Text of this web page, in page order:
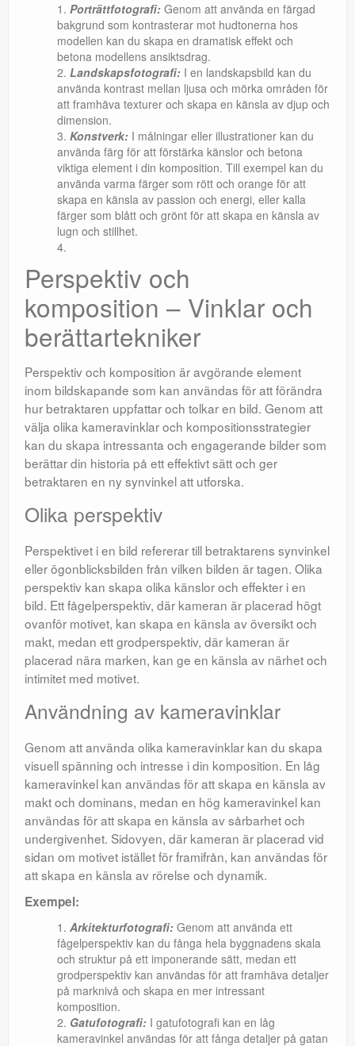
Porträttfotografi:Genom att använda en färgad
bakgrund som kontrasterar mot hudtonerna hos
modellen kan du skapa en dramatisk effekt och
betona modellens ansiktsdrag.
Landskapsfotografi:I en landskapsbild kan du
använda kontrast mellan ljusa och mörka områden för
att framhäva texturer och skapa en känsla av djup och
dimension.
Konstverk:I målningar eller illustrationer kan du
använda färg för att förstärka känslor och betona
viktiga element i din komposition. Till exempel kan du
använda varma färger som rött och orange för att
skapa en känsla av passion och energi, eller kalla
färger som blått och grönt för att skapa en känsla av
lugn och stillhet.
Perspektiv och
komposition – Vinklar och
berättartekniker
Perspektiv och komposition är avgörande element
inom bildskapande som kan användas för att förändra
hur betraktaren uppfattar och tolkar en bild. Genom att
välja olika kameravinklar och kompositionsstrategier
kan du skapa intressanta och engagerande bilder som
berättar din historia på ett effektivt sätt och ger
betraktaren en ny synvinkel att utforska.
Olika perspektiv
Perspektivet i en bild refererar till betraktarens synvinkel
eller ögonblicksbilden från vilken bilden är tagen. Olika
perspektiv kan skapa olika känslor och effekter i en
bild. Ett fågelperspektiv, där kameran är placerad högt
ovanför motivet, kan skapa en känsla av översikt och
makt, medan ett grodperspektiv, där kameran är
placerad nära marken, kan ge en känsla av närhet och
intimitet med motivet.
Användning av kameravinklar
Genom att använda olika kameravinklar kan du skapa
visuell spänning och intresse i din komposition. En låg
kameravinkel kan användas för att skapa en känsla av
makt och dominans, medan en hög kameravinkel kan
användas för att skapa en känsla av sårbarhet och
undergivenhet. Sidovyen, där kameran är placerad vid
sidan om motivet istället för framifrån, kan användas för
att skapa en känsla av rörelse och dynamik.
Exempel:
Arkitekturfotografi:Genom att använda ett
fågelperspektiv kan du fånga hela byggnadens skala
och struktur på ett imponerande sätt, medan ett
grodperspektiv kan användas för att framhäva detaljer
på marknivå och skapa en mer intressant
komposition.
Gatufotografi:I gatufotografi kan en låg
kameravinkel användas för att fånga detaljer på gatan